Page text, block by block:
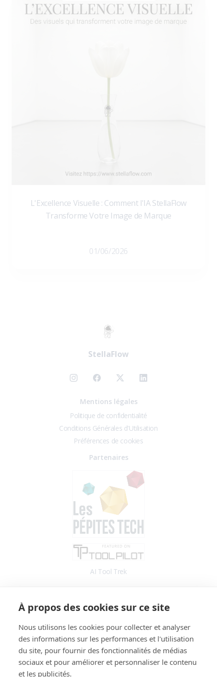
À propos des cookies sur ce site
Nous utilisons les cookies pour collecter et analyser
des informations sur les performances et l'utilisation
du site, pour fournir des fonctionnalités de médias
sociaux et pour améliorer et personnaliser le contenu
et les publicités.
L'Excellence Visuelle : Comment l'IA StellaFlow
Transforme Votre Image de Marque
01/06/2026
StellaFlow
Mentions légales
Politique de confidentialité
Conditions Générales d'Utilisation
Préférences de cookies
Partenaires
AI Tool Trek
Application
Informations
Fonctionnalités